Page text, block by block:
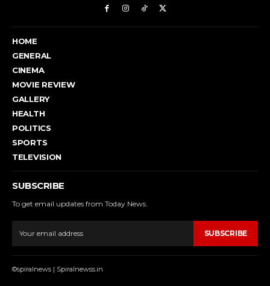
HOME
GENERAL
CINEMA
MOVIE REVIEW
GALLERY
HEALTH
POLITICS
SPORTS
TELEVISION
SUBSCRIBE
To get email updates from Today News.
SUBSCRIBE
©spiralnews | Spiralnewss.in